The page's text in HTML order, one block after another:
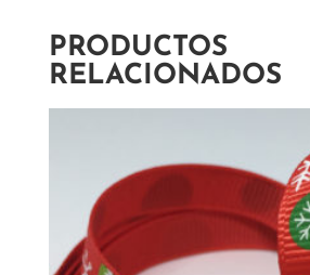
PRODUCTOS
RELACIONADOS